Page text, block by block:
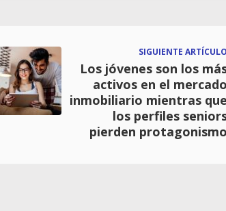
SIGUIENTE ARTÍCULO
Los jóvenes son los
activos en el mercado
inmobiliario mientras que
los perfiles
pierden protagonismo